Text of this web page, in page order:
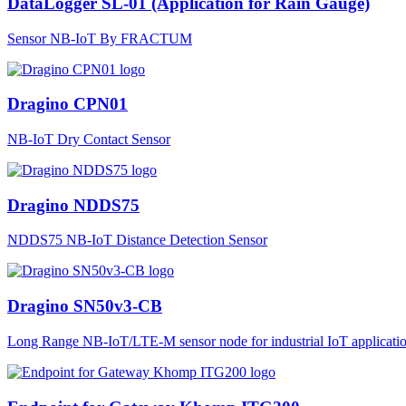
Sensor NB-IoT By FRACTUM
Dragino CPN01
NB-IoT Dry Contact Sensor
Dragino NDDS75
NDDS75 NB-IoT Distance Detection Sensor
Dragino SN50v3-CB
Long Range NB-IoT/LTE-M sensor node for industrial IoT